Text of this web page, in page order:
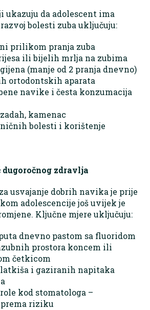
ukazuju da adolescent ima
bolesti zuba uključuju:
prilikom pranja zuba
ili bijelih mrlja na zubima
(manje od 2 pranja dnevno)
ortodontskih aparata
navike i česta konzumacija
kamenac
bolesti i korištenje
zdravlja
usvajanje dobrih navika je prije
adolescencije još uvijek je
Ključne mjere uključuju:
dnevno pastom sa fluoridom
prostora koncem ili
četkicom
i gaziranih napitaka
kod stomatologa –
riziku